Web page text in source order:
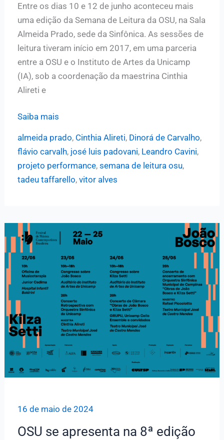
23
Entre os dias 10 e 12 de junho aconteceu mais
uma edição da Semana de Leitura da OSU, na Sala
Almeida Prado, sede da Sinfônica. As sessões de
leitura tiveram início em 2017, em uma parceria
entre a OSU e o Instituto de Artes da Unicamp
(IA), sob a coordenação da maestrina Cinthia
Alireti e
Trocas
experiências
músicos
uma
Sessão
de
Leitura
da
OSU
Saiba mais
almeida prado, Cinthia Alireti, Dinorá de Carvalho,
flávio carvalh, josé luis padovani, Leandro Cavini,
projeto performance, semana de leitura osu,
tadeu taffarello, vitor alves
16 de maio de 2024
OSU se apresenta na 8ª edição